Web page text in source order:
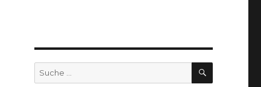
Suche
nach:
SUCHEN